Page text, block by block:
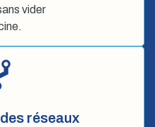
vider
réseaux